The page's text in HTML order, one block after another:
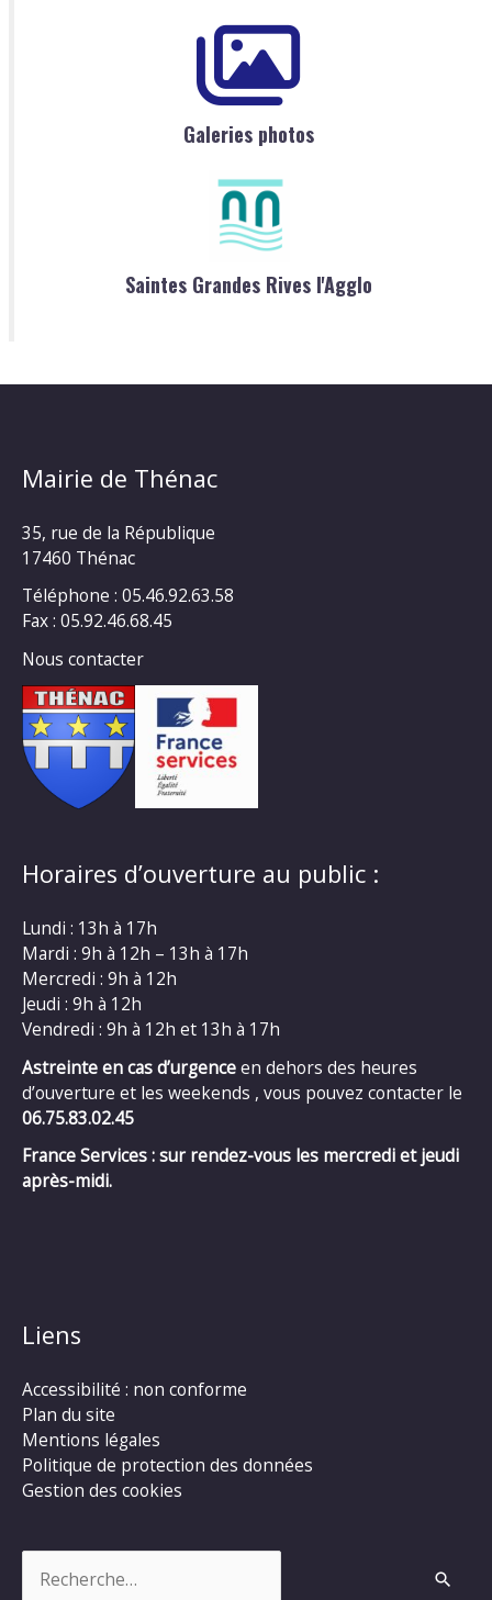
Galeries photos
Saintes Grandes Rives l'Agglo
Mairie de Thénac
35, rue de la République
17460 Thénac
Téléphone : 05.46.92.63.58
Fax : 05.92.46.68.45
Nous contacter
Horaires d’ouverture au public :
Lundi : 13h à 17h
Mardi : 9h à 12h – 13h à 17h
Mercredi : 9h à 12h
Jeudi : 9h à 12h
Vendredi : 9h à 12h et 13h à 17h
Astreinte en cas d’urgenceen dehors des heures
d’ouverture et les weekends , vous pouvez contacter le
06.75.83.02.45
France Services : sur rendez-vous les mercredi et jeudi
après-midi.
Liens
Accessibilité : non conforme
Plan du site
Mentions légales
Politique de protection des données
Gestion des cookies